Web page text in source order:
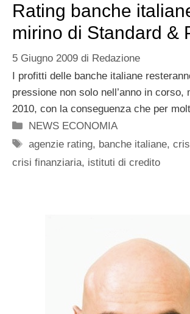
Rating banche
mirino di Standard &
5 Giugno 2009 di Redazione
I profitti delle banche italiane
pressione non solo nell’anno in corso,
2010, con la conseguenza che per
Categorie
NEWS ECONOMIA
Tag
agenzie rating, banche italiane,
crisi finanziaria, istituti di credito